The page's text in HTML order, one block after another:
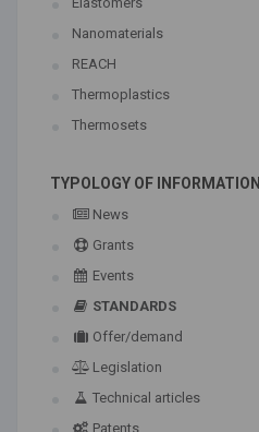
Nanomaterials
REACH
Thermoplastics
Thermosets
TYPOLOGY OF INFORMATION
News
Grants
Events
STANDARDS
Offer/demand
Legislation
Technical articles
Patents